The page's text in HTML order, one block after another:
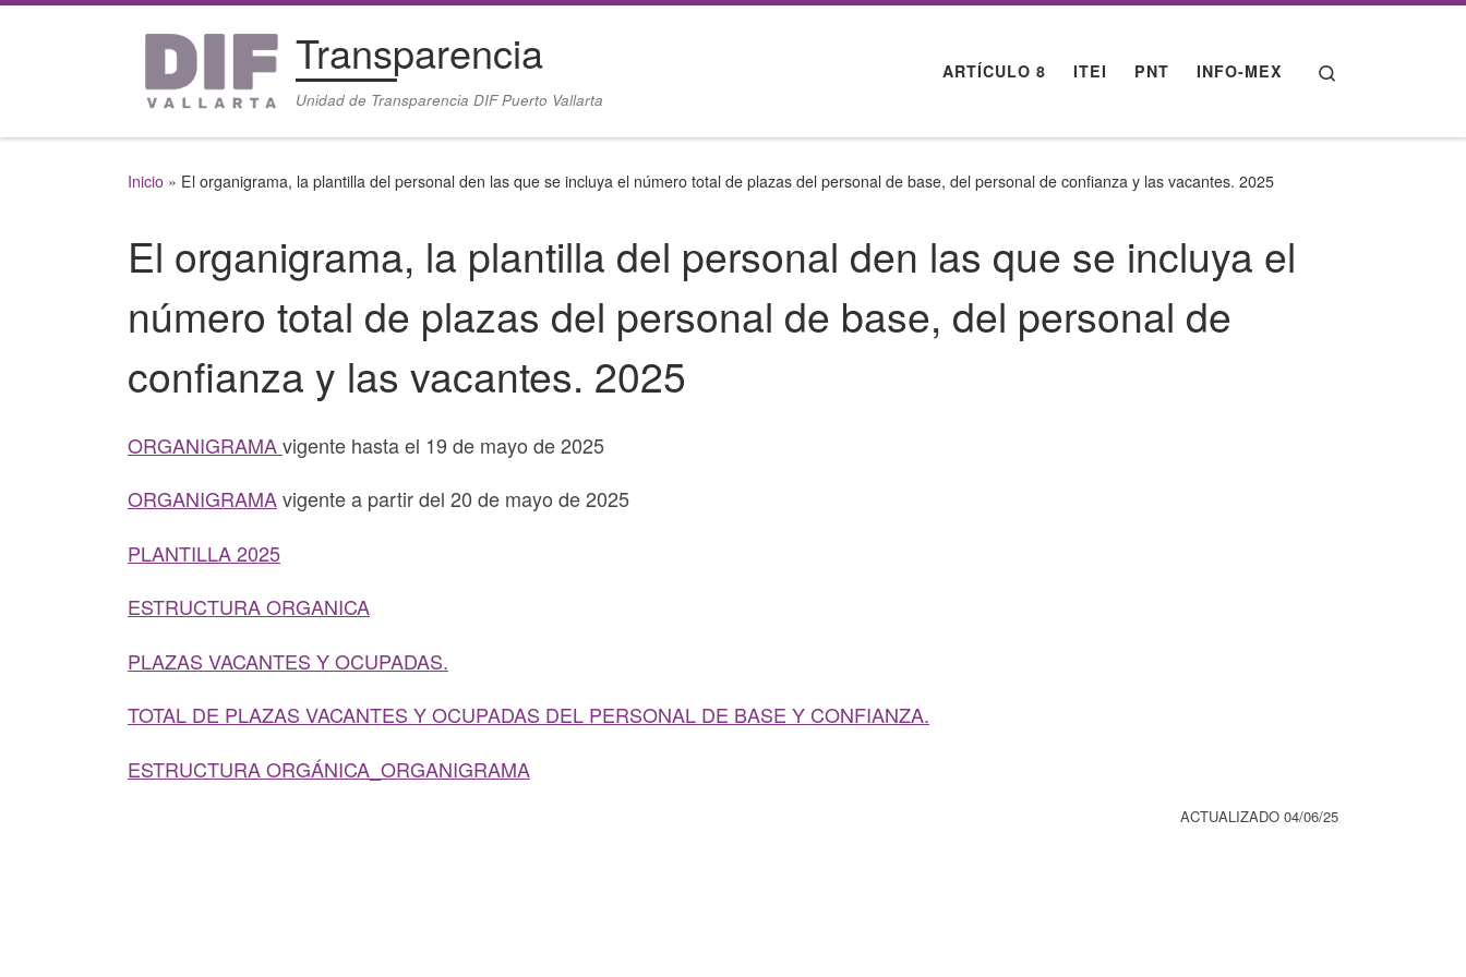
Saltar al contenido Transparencia
Unidad de Transparencia DIF Puerto Vallarta
ARTÍCULO 8 ITEI PNT INFO-MEX
Inicio » El organigrama, la plantilla del personal den las que se incluya el número total de plazas del personal de base, del personal de confianza y las vacantes. 2025
El organigrama, la plantilla del personal den las que se incluya el
número total de plazas del personal de base, del personal de
confianza y las vacantes. 2025
ORGANIGRAMAvigente hasta el 19 de mayo de 2025
ORGANIGRAMAvigente a partir del 20 de mayo de 2025
PLANTILLA 2025
ESTRUCTURA ORGANICA
PLAZAS VACANTES Y OCUPADAS.
TOTAL DE PLAZAS VACANTES Y OCUPADAS DEL PERSONAL DE BASE Y CONFIANZA.
ESTRUCTURA ORGÁNICA_ORGANIGRAMA
ACTUALIZADO 04/06/25